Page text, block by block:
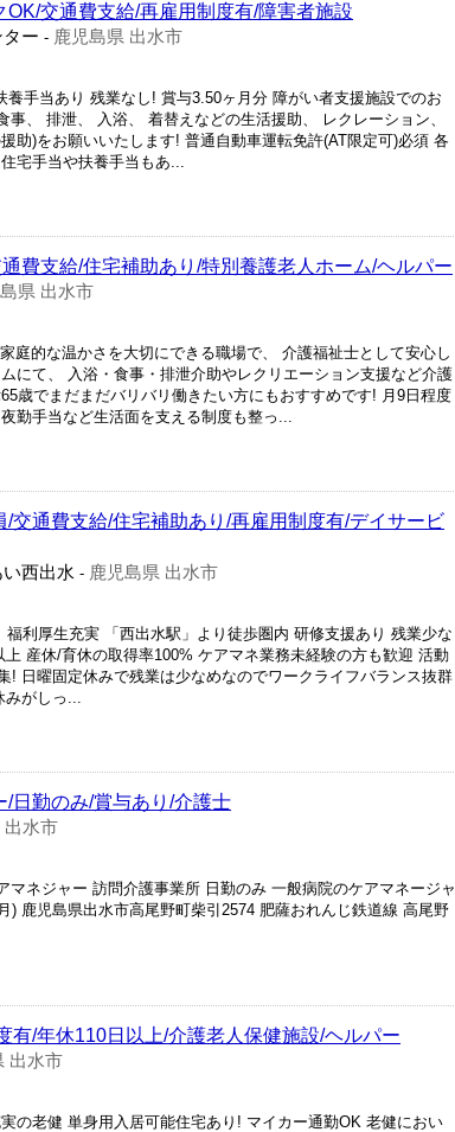
OK/交通費支給/再雇用制度有/障害者施設
ー - 鹿児島県 出水市
養手当あり 残業なし! 賞与3.50ヶ月分 障がい者支援施設でのお
、 排泄、 入浴、 着替えなどの生活援助、 レクレーション、
助)をお願いいたします! 普通自動車運転免許(AT限定可)必須 各
宅手当や扶養手当もあ...
費支給/住宅補助あり/特別養護老人ホーム/ヘルパー
県 出水市
庭的な温かさを大切にできる職場で、 介護福祉士として安心し
にて、 入浴・食事・排泄介助やレクリエーション支援など介護
歳でまだまだバリバリ働きたい方にもおすすめです! 月9日程度
勤手当など生活面を支える制度も整っ...
交通費支給/住宅補助あり/再雇用制度有/デイサービ
西出水 - 鹿児島県 出水市
福利厚生充実 「西出水駅」より徒歩圏内 研修支援あり 残業少な
産休/育休の取得率100% ケアマネ業務未経験の方も歓迎 活動
! 日曜固定休みで残業は少なめなのでワークライフバランス抜群
みがしっ...
日勤のみ/賞与あり/介護士
出水市
マネジャー 訪問介護事業所 日勤のみ 一般病院のケアマネージャ
) 鹿児島県出水市高尾野町柴引2574 肥薩おれんじ鉄道線 高尾野
有/年休110日以上/介護老人保健施設/ヘルパー
出水市
の老健 単身用入居可能住宅あり! マイカー通勤OK 老健におい